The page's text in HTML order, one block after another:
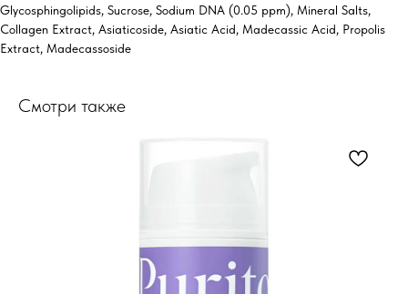
Glycosphingolipids, Sucrose, Sodium DNA (0.05 ppm), Mineral Salts,
Collagen Extract, Asiaticoside, Asiatic Acid, Madecassic Acid, Propolis
Extract, Madecassoside
Смотри также